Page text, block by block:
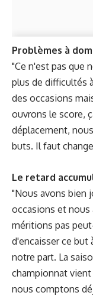
Problèmes à
"Ce n'est pas que
plus de difficultés
des occasions
ouvrons le score,
déplacement,
buts. Il faut
Le retard
"Nous avons bien
occasions et nous
méritions pas
d'encaisser ce but
notre part. La
championnat
nous comptons